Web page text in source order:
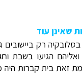
שאינן עוד
בסלובקיהרק ביישובים
הגיעו בשבת
זאת בית קברות היה